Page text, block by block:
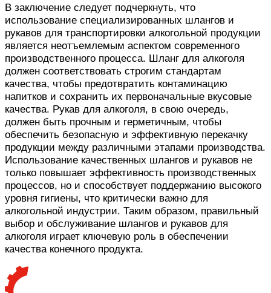
В заключение следует подчеркнуть, что
использование специализированных шлангов и
рукавов для транспортировки алкогольной продукции
является неотъемлемым аспектом современного
производственного процесса. Шланг для алкоголя
должен соответствовать строгим стандартам
качества, чтобы предотвратить контаминацию
напитков и сохранить их первоначальные вкусовые
качества. Рукав для алкоголя, в свою очередь,
должен быть прочным и герметичным, чтобы
обеспечить безопасную и эффективную перекачку
продукции между различными этапами производства.
Использование качественных шлангов и рукавов не
только повышает эффективность производственных
процессов, но и способствует поддержанию высокого
уровня гигиены, что критически важно для
алкогольной индустрии. Таким образом, правильный
выбор и обслуживание шлангов и рукавов для
алкоголя играет ключевую роль в обеспечении
качества конечного продукта.